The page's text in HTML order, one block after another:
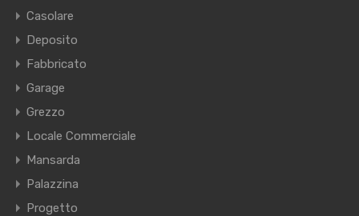
Casolare
Deposito
Fabbricato
Garage
Grezzo
Locale Commerciale
Mansarda
Palazzina
Progetto